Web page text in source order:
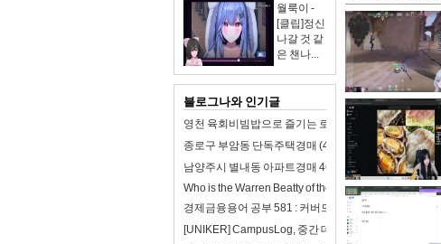
월룩이 -
[클립]정신
나갈 것 같
은 챈나...
블로그나와 인기글
영천 육회비빔밥으로 즐기는 로컬 미식 여행!
종로구 부암동 단독주택경매 (47억4천) 경기상고인근
남양주시 별내동 아파트경매 46평형(4억8천) 샛별초
Who is the Warren Beatty of the 21st century?
경제금융용어 공부 581 : 커버드본드(이중상환청구권
[UNIKER] CampusLog, 중간 데모를 앞두고 제품을 다